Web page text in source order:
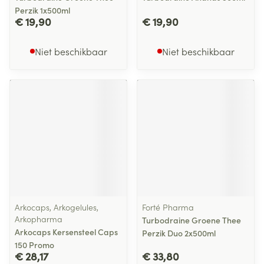
Perzik 1x500ml
€ 19,90
Niet beschikbaar
€ 19,90
Niet beschikbaar
Arkocaps, Arkogelules,
Arkopharma
Arkocaps Kersensteel Caps
150 Promo
€ 28,17
Forté Pharma
Turbodraine Groene Thee
Perzik Duo 2x500ml
€ 33,80